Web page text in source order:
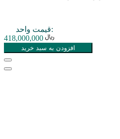
قیمت واحد:
418,000,000
افزودن به سبد خرید